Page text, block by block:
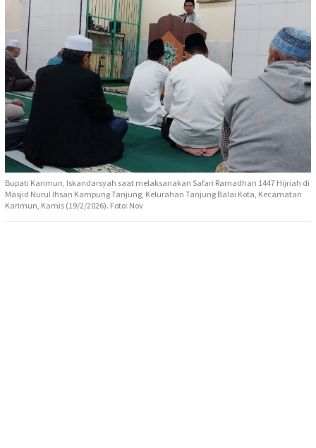
Bupati Karimun, Iskandarsyah saat melaksanakan Safari Ramadhan 1447 Hijriah di
Masjid Nurul Ihsan Kampung Tanjung, Kelurahan Tanjung Balai Kota, Kecamatan
Karimun, Kamis (19/2/2026). Foto: Nov